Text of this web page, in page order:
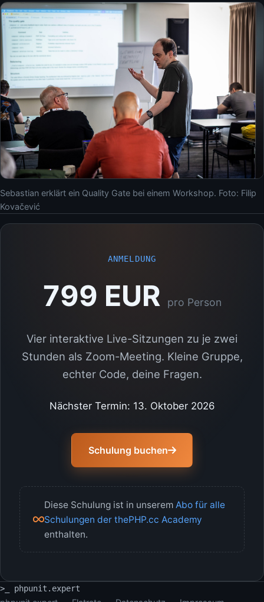
Sebastian erklärt ein Quality Gate bei einem Workshop. Foto: Filip
Kovačević
ANMELDUNG
799 EUR pro Person
Vier interaktive Live-Sitzungen zu je zwei
Stunden als Zoom-Meeting. Kleine Gruppe,
echter Code, deine Fragen.
Nächster Termin: 13. Oktober 2026
Schulung buchen
Diese Schulung ist in unserem Abo für alle
Schulungen der thePHP.cc Academy
enthalten.
>_ phpunit.expert